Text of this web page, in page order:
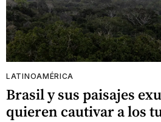
LATINOAMÉRICA
Brasil y sus paisajes
quieren cautivar a los